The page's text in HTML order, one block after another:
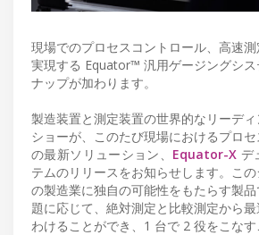
現場でのプロセスコントロール、高速
実現する Equator™ 汎用ゲージングシ
ナップが加わります。
製造装置と測定装置の世界的なリーデ
ショーが、このたび現場におけるプロ
の最新ソリューション、 Equator-X デ
テムのリリースをお知らせします。こ
の製造業に独自の可能性をもたらす製
題に応じて、絶対測定と比較測定から
わけることができ、1 台で 2 役をこなす